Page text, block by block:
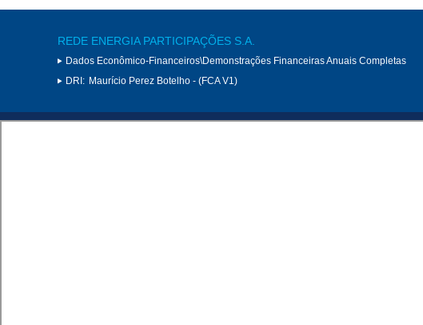
REDE ENERGIA PARTICIPAÇÕES S.A.
Dados Econômico-Financeiros\Demonstrações Financeiras Anuais Completas
DRI: Maurício Perez Botelho - (FCA V1)